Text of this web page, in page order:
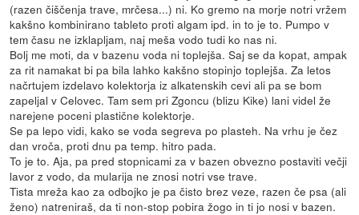
(razen čiščenja trave, mrčesa...) ni. Ko gremo na morje notri vržem
kakšno kombinirano tableto proti algam ipd. in to je to. Pumpo v
tem času ne izklapljam, naj meša vodo tudi ko nas ni.
Bolj me moti, da v bazenu voda ni toplejša. Saj se da kopat, ampak
za rit namakat bi pa bila lahko kakšno stopinjo toplejša. Za letos
načrtujem izdelavo kolektorja iz alkatenskih cevi ali pa se bom
zapeljal v Celovec. Tam sem pri Zgoncu (blizu Kike) lani videl že
narejene poceni plastične kolektorje.
Se pa lepo vidi, kako se voda segreva po plasteh. Na vrhu je čez
dan vroča, proti dnu pa temp. hitro pada.
To je to. Aja, pa pred stopnicami za v bazen obvezno postaviti večji
lavor z vodo, da mularija ne znosi notri vse trave.
Tista mreža kao za odbojko je pa čisto brez veze, razen če psa (ali
ženo) natreniraš, da ti non-stop pobira žogo in ti jo nosi v bazen.